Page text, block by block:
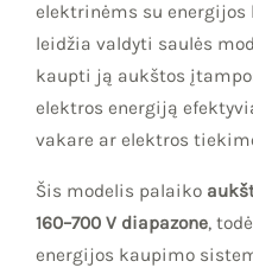
elektrinėms su
leidžia valdyti saulės
kaupti ją aukštos
elektros energiją
vakare ar elektros
Šis modelis palaiko
160–700 V diapazone,
energijos kaupimo